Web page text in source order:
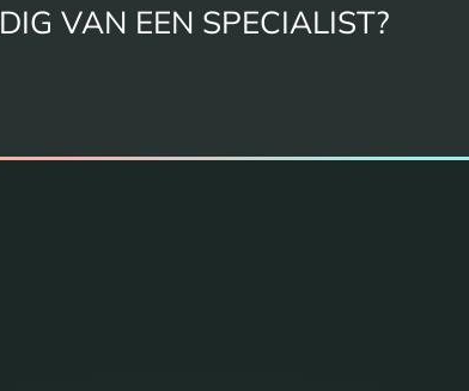
VAN EEN SPECIALIST?